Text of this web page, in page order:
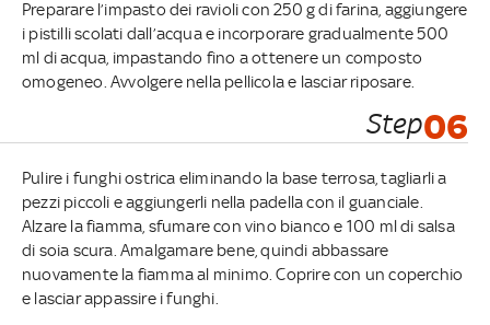
Preparare l’impasto dei ravioli con 250 g di farina, aggiungere
i pistilli scolati dall’acqua e incorporare gradualmente 500
ml di acqua, impastando fino a ottenere un composto
omogeneo. Avvolgere nella pellicola e lasciar riposare.
Step06
Pulire i funghi ostrica eliminando la base terrosa, tagliarli a
pezzi piccoli e aggiungerli nella padella con il guanciale.
Alzare la fiamma, sfumare con vino bianco e 100 ml di salsa
di soia scura. Amalgamare bene, quindi abbassare
nuovamente la fiamma al minimo. Coprire con un coperchio
e lasciar appassire i funghi.